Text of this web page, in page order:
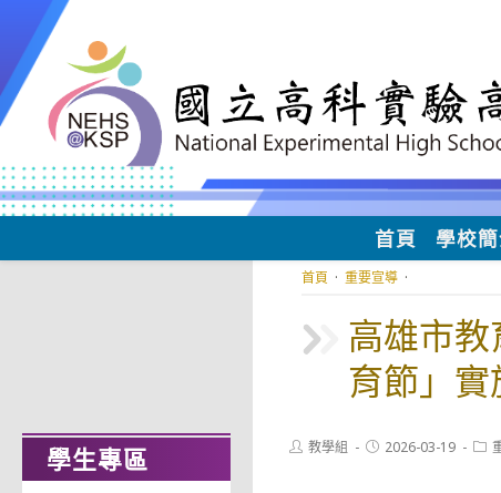
至
主
要
容
首頁 學校
高雄市
育節」
首頁 · 重要宣導 ·
Post教學組
Post2026-03-19
Post
學生專區